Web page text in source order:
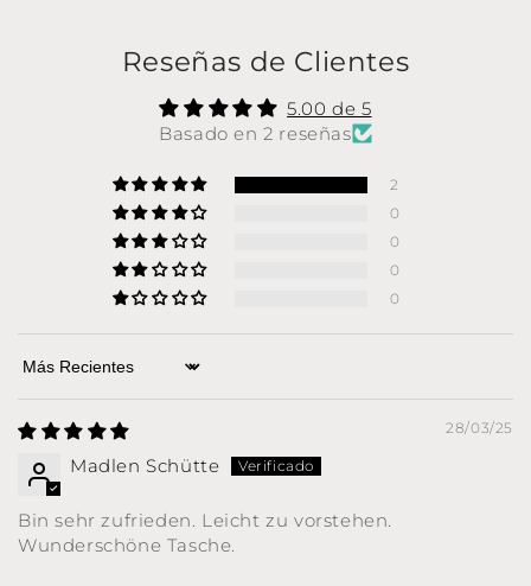
Reseñas de Clientes
5.00 de 5
Basado en 2 reseñas
2
0
0
0
0
Sort by
28/03/25
Madlen Schütte
Bin sehr zufrieden. Leicht zu vorstehen.
Wunderschöne Tasche.